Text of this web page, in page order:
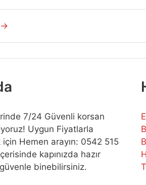
→
7/24 Güvenli korsan
Uygun Fiyatlarla
Hemen arayın: 0542 515
kapınızda hazır
binebilirsiniz.